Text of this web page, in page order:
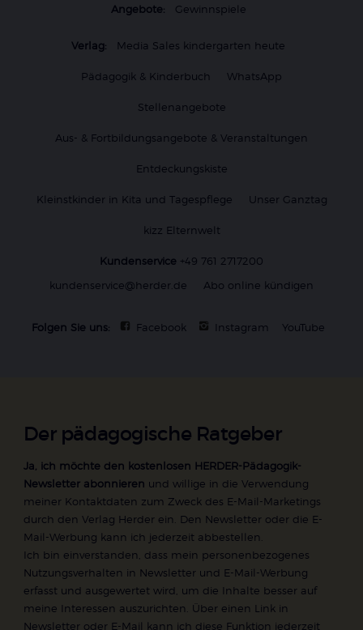
Angebote: Gewinnspiele
Verlag: Media Sales kindergarten heute
Pädagogik & Kinderbuch WhatsApp
Stellenangebote
Aus- & Fortbildungsangebote & Veranstaltungen
Entdeckungskiste
Kleinstkinder in Kita und Tagespflege Unser Ganztag
kizz Elternwelt
Kundenservice +49 761 2717200
kundenservice@herder.de
Abo online kündigen
Folgen Sie uns: Facebook Instagram YouTube
Der pädagogische Ratgeber
Ja, ich möchte den kostenlosen HERDER-Pädagogik-
Newsletter abonnieren und willige in die Verwendung
meiner Kontaktdaten zum Zweck des E-Mail-Marketings
durch den Verlag Herder ein. Den Newsletter oder die E-
Mail-Werbung kann ich jederzeit abbestellen.
Ich bin einverstanden, dass mein personenbezogenes
Nutzungsverhalten in Newsletter und E-Mail-Werbung
erfasst und ausgewertet wird, um die Inhalte besser auf
meine Interessen auszurichten. Über einen Link in
Newsletter oder E-Mail kann ich diese Funktion jederzeit